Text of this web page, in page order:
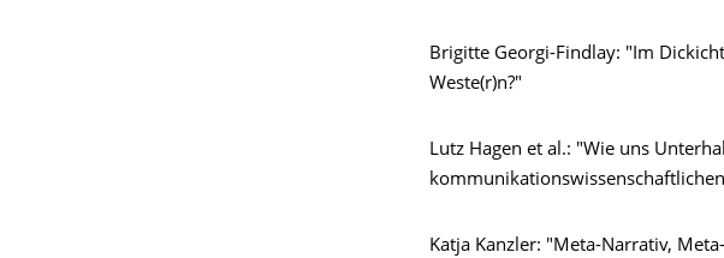
Brigitte Georgi-Findlay: "Im
Weste(r)n?"
Lutz Hagen et al.: "Wie uns
Katja Kanzler: "Meta-Narrativ,